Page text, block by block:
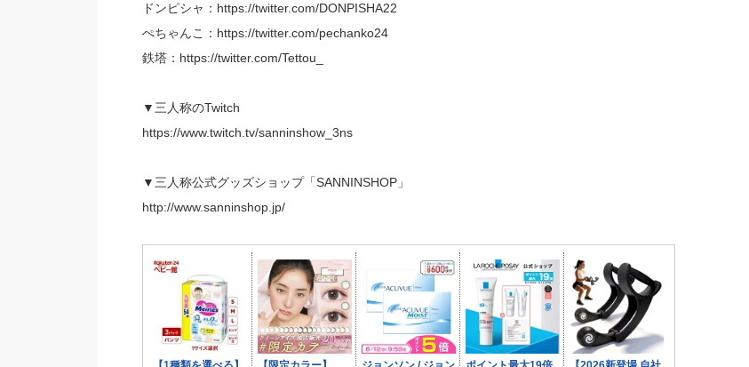
ドンピシャ：https://twitter.com/DONPISHA22
ぺちゃんこ：https://twitter.com/pechanko24
鉄塔：https://twitter.com/Tettou_
▼三人称のTwitch
https://www.twitch.tv/sanninshow_3ns
▼三人称公式グッズショップ「SANNINSHOP」
http://www.sanninshop.jp/